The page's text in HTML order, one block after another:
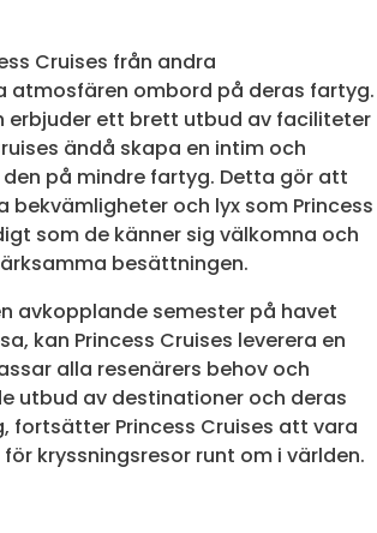
Cruises från andra
atmosfären ombord på deras fartyg.
ett brett utbud av faciliteter
ändå skapa en intim och
på mindre fartyg. Detta gör att
och lyx som Princess
som de känner sig välkomna och
besättningen.
avkopplande semester på havet
kan Princess Cruises leverera en
alla resenärers behov och
utbud av destinationer och deras
Princess Cruises att vara
kryssningsresor runt om i världen.